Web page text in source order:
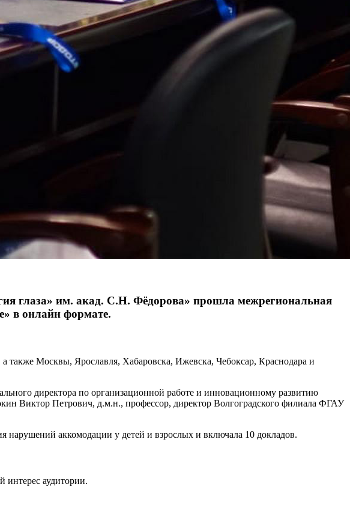
глаза» им. акад. С.Н. Фёдорова» прошла межрегиональная
в онлайн формате.
также Москвы, Ярославля, Хабаровска, Ижевска, Чебоксар, Краснодара и
директора по организационной работе и инновационному развитию
Петрович, д.м.н., профессор, директор Волгоградского филиала ФГАУ
аккомодации у детей и взрослых и включала 10 докладов.
интерес аудитории.